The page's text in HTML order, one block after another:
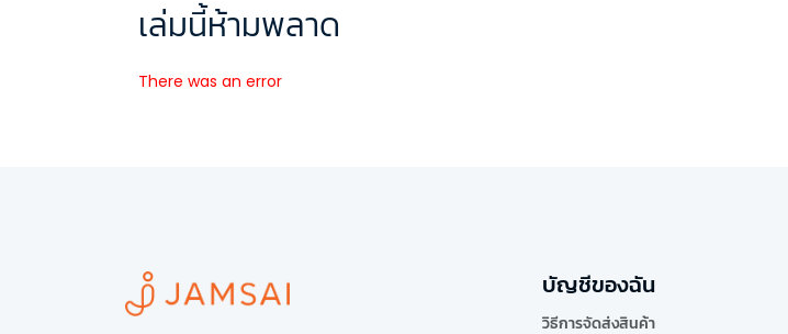
เล่มนี้ห้ามพลาด
There was an error
บัญชีของฉัน
วิธีการจัดส่งสินค้า